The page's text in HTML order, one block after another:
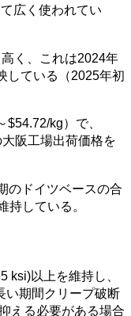
広く使われてい
く、これは2024年
している（2025年初
$54.72/kg）で、
阪工場出荷価格を
のドイツベースの合
持している。
ksi)以上を維持し、
い期間クリープ破断
える必要がある場合